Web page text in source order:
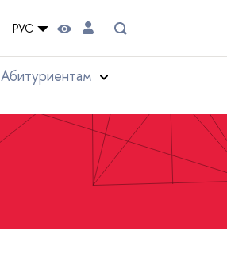
РУС
Абитуриентам